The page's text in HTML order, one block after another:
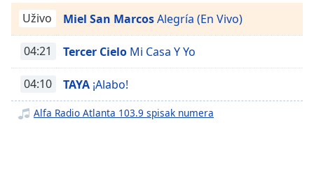
Descriptions
descriptions
off,
selected
Uživo Miel San MarcosAlegría (En Vivo)
04:21 Tercer Cielo Mi Casa Y Yo
04:10 TAYA ¡Alabo!
Alfa Radio Atlanta 103.9 spisak numera